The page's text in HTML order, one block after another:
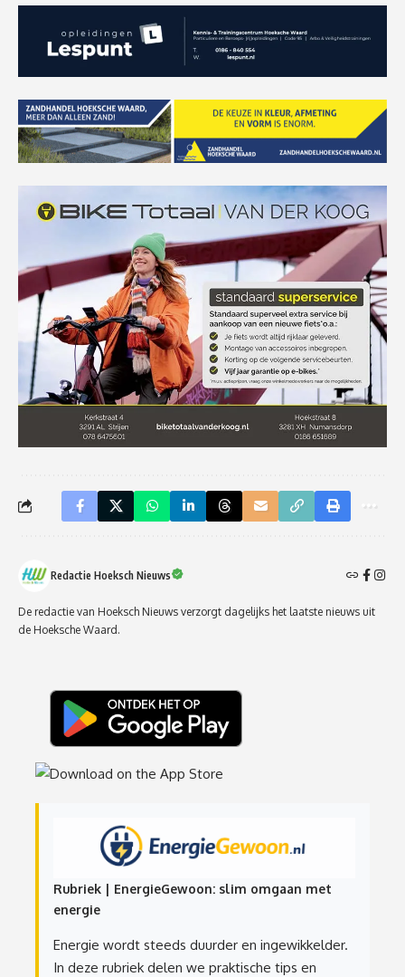
Redactie Hoeksch Nieuws
De redactie van Hoeksch Nieuws verzorgt dagelijks het laatste nieuws uit
de Hoeksche Waard.
Rubriek | EnergieGewoon: slim omgaan met
energie
Energie wordt steeds duurder en ingewikkelder.
In deze rubriek delen we praktische tips en